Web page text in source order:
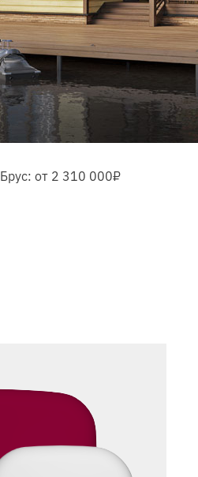
Брус: от 2 310 000₽